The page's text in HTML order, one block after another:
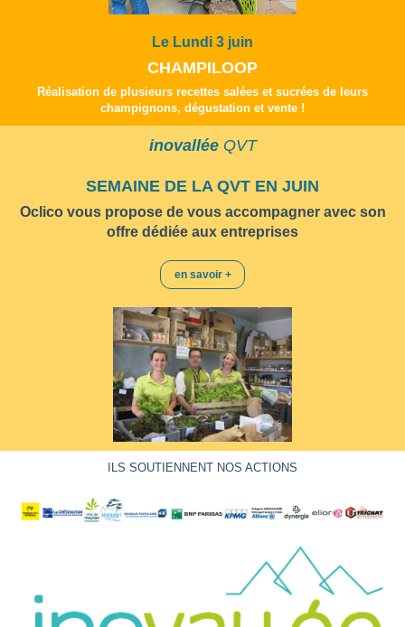
Le Lundi 3 juin
CHAMPILOOP
Réalisation de plusieurs recettes salées et sucrées de leurs
champignons, dégustation et vente !
inovallée QVT
SEMAINE DE LA QVT EN JUIN
Oclico vous propose de vous accompagner avec son
offre dédiée aux entreprises
en savoir +
ILS SOUTIENNENT NOS ACTIONS